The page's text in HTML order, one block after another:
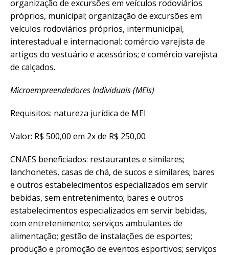
organização de excursões em veículos rodoviários
próprios, municipal; organização de excursões em
veículos rodoviários próprios, intermunicipal,
interestadual e internacional; comércio varejista de
artigos do vestuário e acessórios; e comércio varejista
de calçados.
Microempreendedores Individuais (MEIs)
Requisitos: natureza jurídica de MEI
Valor: R$ 500,00 em 2x de R$ 250,00
CNAES beneficiados: restaurantes e similares;
lanchonetes, casas de chá, de sucos e similares; bares
e outros estabelecimentos especializados em servir
bebidas, sem entretenimento; bares e outros
estabelecimentos especializados em servir bebidas,
com entretenimento; serviços ambulantes de
alimentação; gestão de instalações de esportes;
produção e promoção de eventos esportivos; serviços